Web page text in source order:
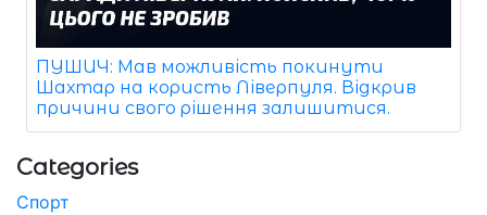
ПУШИЧ: Мав можливість покинути
Шахтар на користь Ліверпуля. Відкрив
причини свого рішення залишитися.
Categories
Спорт